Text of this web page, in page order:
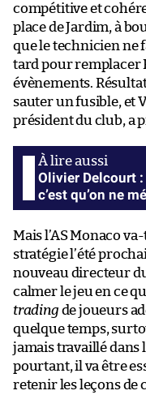
compétitive et
place de Jardim, à
que le technicien ne
tard pour remplacer
évènements.
sauter un fusible, et
président du club, a
Olivier Delcourt :
c’est qu’on ne
Mais l’AS Monaco
stratégie l’été
nouveau directeur
calmer le jeu en ce
trading de joueurs
quelque temps,
jamais travaillé dans
pourtant, il va être
retenir les leçons de